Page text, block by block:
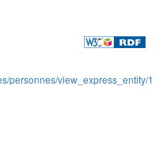
personnes/view_express_entity/1